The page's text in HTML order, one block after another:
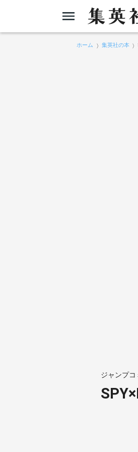
ホーム 集英社の本
ジャンプコ